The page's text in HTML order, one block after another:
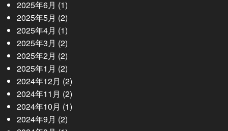
2025年6月 (1)
2025年5月 (2)
2025年4月 (1)
2025年3月 (2)
2025年2月 (2)
2025年1月 (2)
2024年12月 (2)
2024年11月 (2)
2024年10月 (1)
2024年9月 (2)